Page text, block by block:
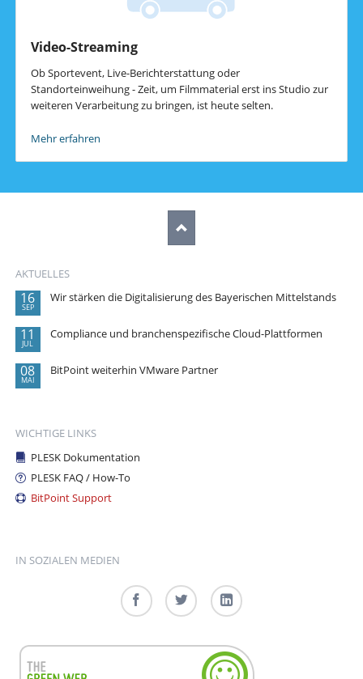
Video-Streaming
Ob Sportevent, Live-Berichterstattung oder
Standorteinweihung - Zeit, um Filmmaterial erst ins Studio zur
weiteren Verarbeitung zu bringen, ist heute selten.
Mehr erfahren
AKTUELLES
16
SEP
Wir stärken die Digitalisierung des Bayerischen Mittelstands
11
JUL
Compliance und branchenspezifische Cloud-Plattformen
08
MAI
BitPoint weiterhin VMware Partner
WICHTIGE LINKS
PLESK Dokumentation
PLESK FAQ / How-To
BitPoint Support
IN SOZIALEN MEDIEN